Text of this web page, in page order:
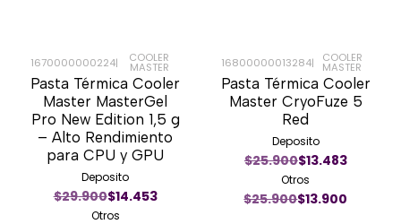
-50%
1670000000224| COOLER
MASTER
Pasta Térmica Cooler
Master MasterGel
Pro New Edition 1,5 g
– Alto Rendimiento
para CPU y GPU
Deposito
$29.900$14.453
Otros
-46%
16800000013284| COOLER
MASTER
Pasta Térmica Cooler
Master CryoFuze 5
Red
Deposito
$25.900$13.483
Otros
$25.900$13.900